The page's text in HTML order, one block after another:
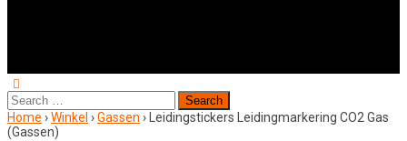
Search
for:
Home ›Winkel ›Gassen › Leidingstickers Leidingmarkering CO2 Gas
(Gassen)